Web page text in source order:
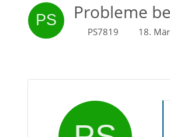
Probleme
PS7819 18.